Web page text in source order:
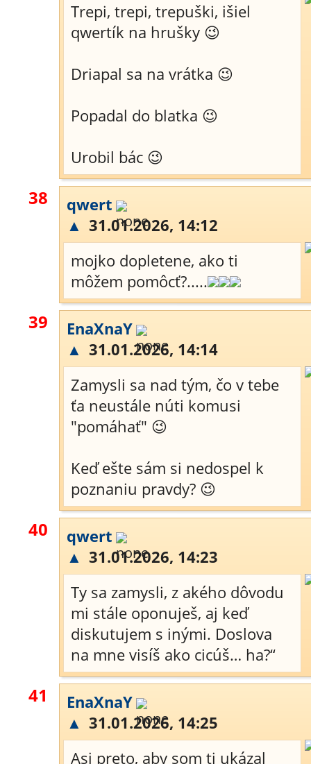
Trepi, trepi, trepuški, išiel
qwertík na hrušky 😉
Driapal sa na vrátka 😉
Popadal do blatka 😉
Urobil bác 😉
38
qwert
▲ 31.01.2026, 14:12
mojko dopletene, ako ti
môžem pomôcť?.....
39
EnaXnaY
▲ 31.01.2026, 14:14
Zamysli sa nad tým, čo v tebe
ťa neustále núti komusi
"pomáhať" 😉
Keď ešte sám si nedospel k
poznaniu pravdy? 😉
40
qwert
▲ 31.01.2026, 14:23
Ty sa zamysli, z akého dôvodu
mi stále oponuješ, aj keď
diskutujem s inými. Doslova
na mne visíš ako cicúš… ha?“
41
EnaXnaY
▲ 31.01.2026, 14:25
Asi preto, aby som ti ukázal